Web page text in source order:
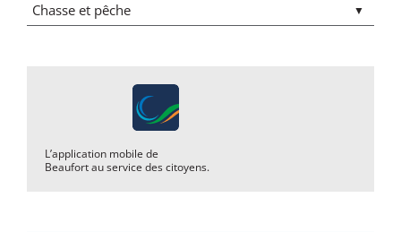
Chasse et pêche
L’application mobile de
Beaufort au service des citoyens.